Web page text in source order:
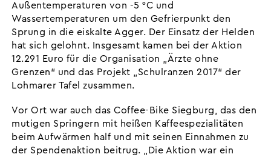
Außentemperaturen von -5 °C und
Wassertemperaturen um den Gefrierpunkt den
Sprung in die eiskalte Agger. Der Einsatz der Helden
hat sich gelohnt. Insgesamt kamen bei der Aktion
12.291 Euro für die Organisation „Ärzte ohne
Grenzen“ und das Projekt „Schulranzen 2017“ der
Lohmarer Tafel zusammen.
Vor Ort war auch das Coffee-Bike Siegburg, das den
mutigen Springern mit heißen Kaffeespezialitäten
beim Aufwärmen half und mit seinen Einnahmen zu
der Spendenaktion beitrug. „Die Aktion war ein